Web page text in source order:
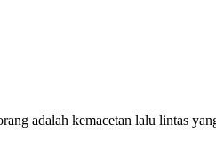
adalah kemacetan lalu lintas